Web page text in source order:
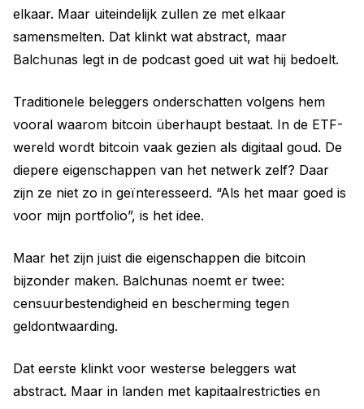
elkaar. Maar uiteindelijk zullen ze met elkaar
samensmelten. Dat klinkt wat abstract, maar
Balchunas legt in de podcast goed uit wat hij bedoelt.
Traditionele beleggers onderschatten volgens hem
vooral waarom bitcoin überhaupt bestaat. In de ETF-
wereld wordt bitcoin vaak gezien als digitaal goud. De
diepere eigenschappen van het netwerk zelf? Daar
zijn ze niet zo in geïnteresseerd. “Als het maar goed is
voor mijn portfolio”, is het idee.
Maar het zijn juist die eigenschappen die bitcoin
bijzonder maken. Balchunas noemt er twee:
censuurbestendigheid en bescherming tegen
geldontwaarding.
Dat eerste klinkt voor westerse beleggers wat
abstract. Maar in landen met kapitaalrestricties en